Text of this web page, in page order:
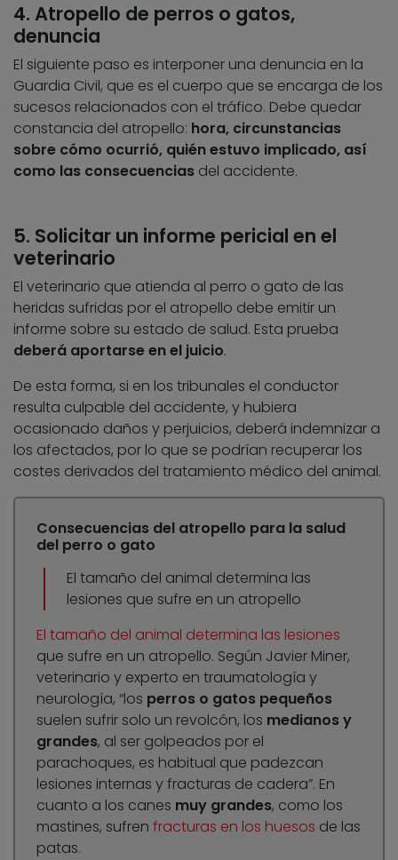
4. Atropello de perros o gatos,
denuncia
El siguiente paso es interponer una denuncia en la
Guardia Civil, que es el cuerpo que se encarga de los
sucesos relacionados con el tráfico. Debe quedar
constancia del atropello: hora, circunstancias
sobre cómo ocurrió, quién estuvo implicado, así
como las consecuencias del accidente.
5. Solicitar un informe pericial en el
veterinario
El veterinario que atienda al perro o gato de las
heridas sufridas por el atropello debe emitir un
informe sobre su estado de salud. Esta prueba
deberá aportarse en el juicio.
De esta forma, si en los tribunales el conductor
resulta culpable del accidente, y hubiera
ocasionado daños y perjuicios, deberá indemnizar a
los afectados, por lo que se podrían recuperar los
costes derivados del tratamiento médico del animal.
Consecuencias del atropello para la salud
del perro o gato
El tamaño del animal determina las
lesiones que sufre en un atropello
El tamaño del animal determina las lesiones
que sufre en un atropello. Según Javier Miner,
veterinario y experto en traumatología y
neurología, “los perros o gatos pequeños
suelen sufrir solo un revolcón, los medianos y
grandes, al ser golpeados por el
parachoques, es habitual que padezcan
lesiones internas y fracturas de cadera”. En
cuanto a los canes muy grandes, como los
mastines, sufren fracturas en los huesos de las
patas.